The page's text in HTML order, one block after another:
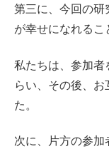
第三に、今回の研
が幸せになれるこ
私たちは、参加者
らい、その後、
た。
次に、片方の参